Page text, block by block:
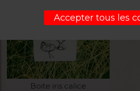
Boite iris calice
Accepter tous les